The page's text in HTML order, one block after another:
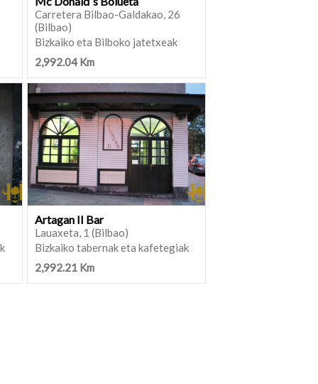
Carretera Bilbao-Galdakao, 26
(Bilbao)
Bizkaiko eta Bilboko jatetxeak
2,992.04 Km
Artagan II Bar
Lauaxeta, 1 (Bilbao)
Bizkaiko tabernak eta kafetegiak
2,992.21 Km